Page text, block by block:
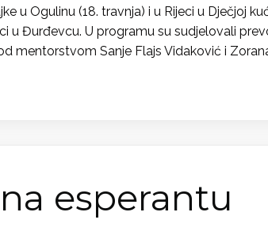
u Ogulinu (18. travnja) i u Rijeci u Dječjoj
u Đurđevcu. U programu su sudjelovali
mentorstvom Sanje Flajs Vidaković i
esperantu